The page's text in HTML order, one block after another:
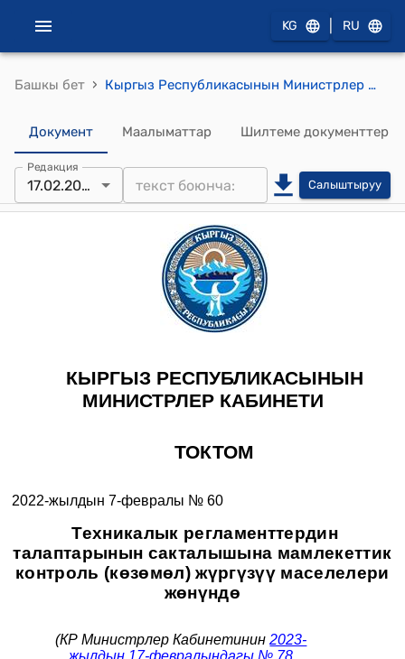
KG RU
Башкы бет › Кыргыз Республикасынын Министрлер Кабинетинин 2022-жылдын 7-февралындагы № 60 "Техникалык регламенттердин талаптарынын сакталышына мамлекеттик контроль (көзөмөл) жүргүзүү маселелери жөнүндө" токтому
Документ Маалыматтар Шилтеме документтер
Редакция
17.02.2023 Салыштыруу